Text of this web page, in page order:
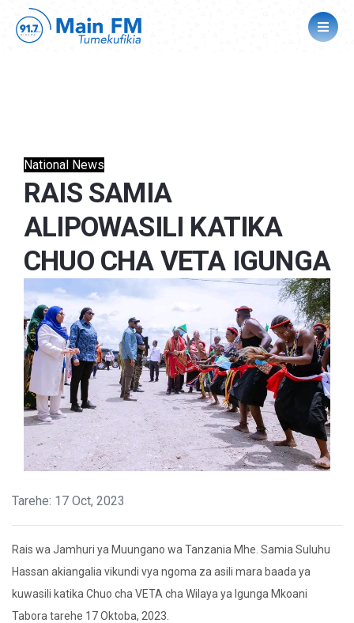
National News
RAIS SAMIA
ALIPOWASILI KATIKA
CHUO CHA VETA IGUNGA
Tarehe: 17 Oct, 2023
Rais wa Jamhuri ya Muungano wa Tanzania Mhe. Samia Suluhu
Hassan akiangalia vikundi vya ngoma za asili mara baada ya
kuwasili katika Chuo cha VETA cha Wilaya ya Igunga Mkoani
Tabora tarehe 17 Oktoba, 2023.